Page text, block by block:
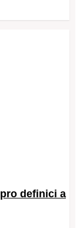
definici a